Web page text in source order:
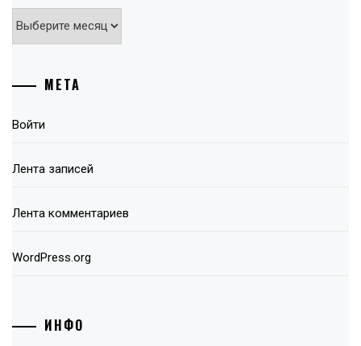
Архивы
МЕТА
Войти
Лента записей
Лента комментариев
WordPress.org
ИНФО